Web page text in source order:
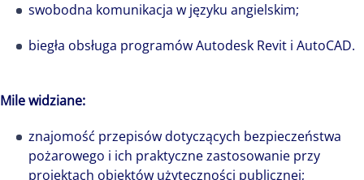
swobodna komunikacja w języku angielskim;
biegła obsługa programów Autodesk Revit i AutoCAD.
Mile widziane:
znajomość przepisów dotyczących bezpieczeństwa
pożarowego i ich praktyczne zastosowanie przy
projektach obiektów użyteczności publicznej;